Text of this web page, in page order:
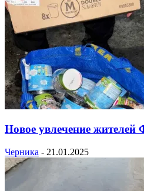
Новое увлечение жителей
Черника - 21.01.2025